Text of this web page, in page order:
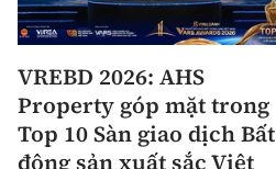
VREBD 2026: AHS
Property góp mặt trong
Top 10 Sàn giao dịch Bất
động sản xuất sắc Việt